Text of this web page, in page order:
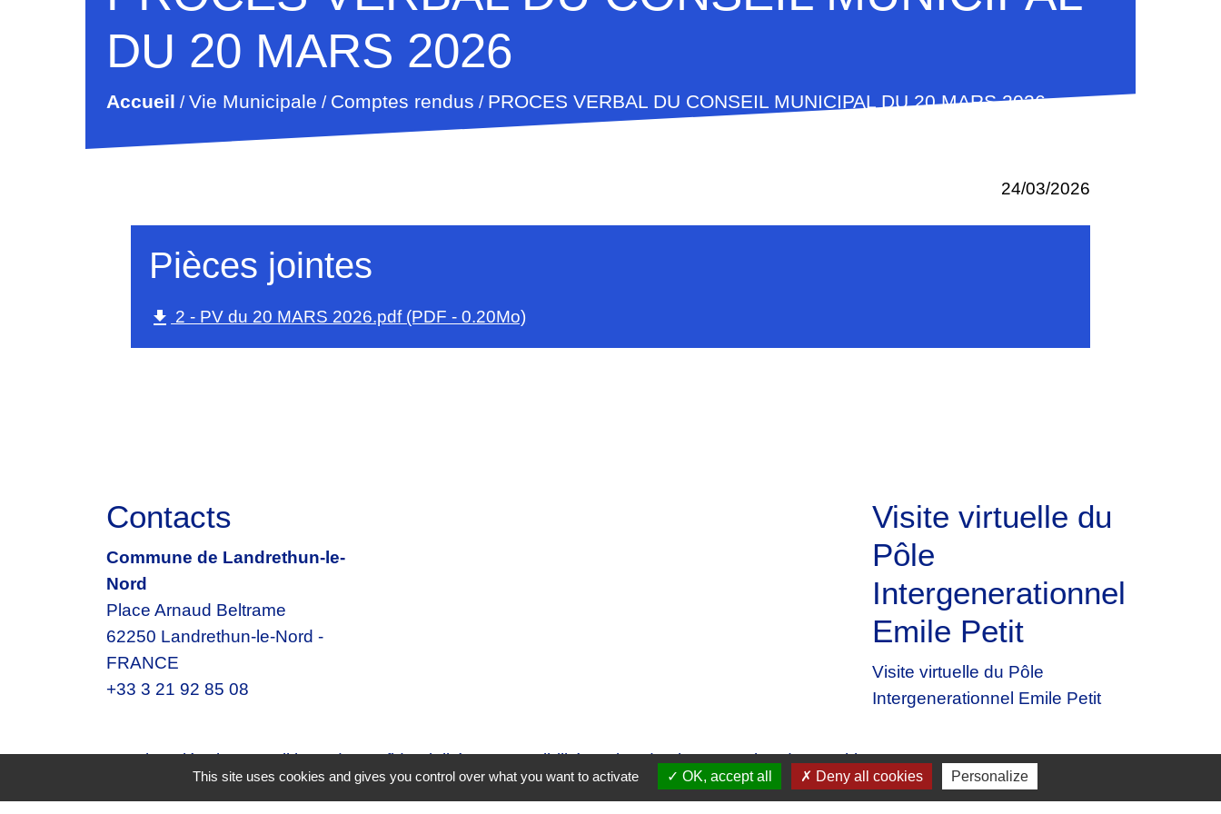
DU 20 MARS 2026
Accueil /Vie Municipale / Comptes rendus / PROCES VERBAL DU CONSEIL MUNICIPAL DU 20 MARS 2026
24/03/2026
Pièces jointes
file_download 2 - PV du 20 MARS 2026.pdf (PDF - 0.20Mo)
Contacts
Commune de Landrethun-le-
Nord
Place Arnaud Beltrame
62250 Landrethun-le-Nord -
FRANCE
+33 3 21 92 85 08
Visite virtuelle du
Pôle
Intergenerationnel
Emile Petit
Visite virtuelle du Pôle
Intergenerationnel Emile Petit
Mentions légales - Politique de confidentialité - Accessibilité - Plan du site - Gestion des cookies
This site uses cookies and gives you control over what you want to activate OK, accept all Deny all cookies Personalize